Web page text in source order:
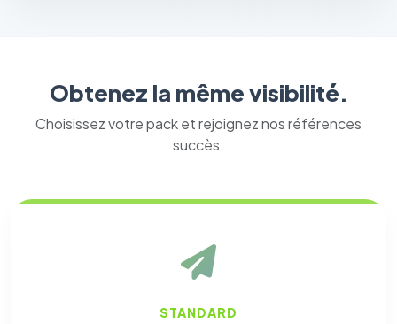
Obtenez la même visibilité.
Choisissez votre pack et rejoignez nos références
succès.
STANDARD